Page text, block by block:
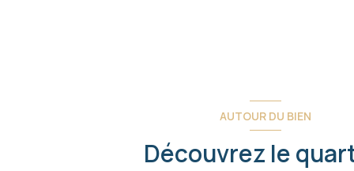
AUTOUR DU BIEN
Découvrez le